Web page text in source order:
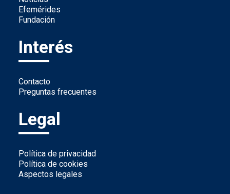
Efemérides
Fundación
Interés
Contacto
Preguntas frecuentes
Legal
Política de privacidad
Política de cookies
Aspectos legales